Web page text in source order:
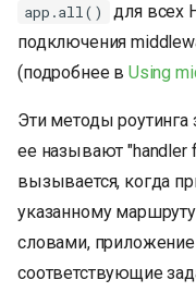
app.all() для всех
подключения
(подробнее в Using
Эти методы
ее называют "handler
вызывается, когда
указанному
словами,
соответствующие